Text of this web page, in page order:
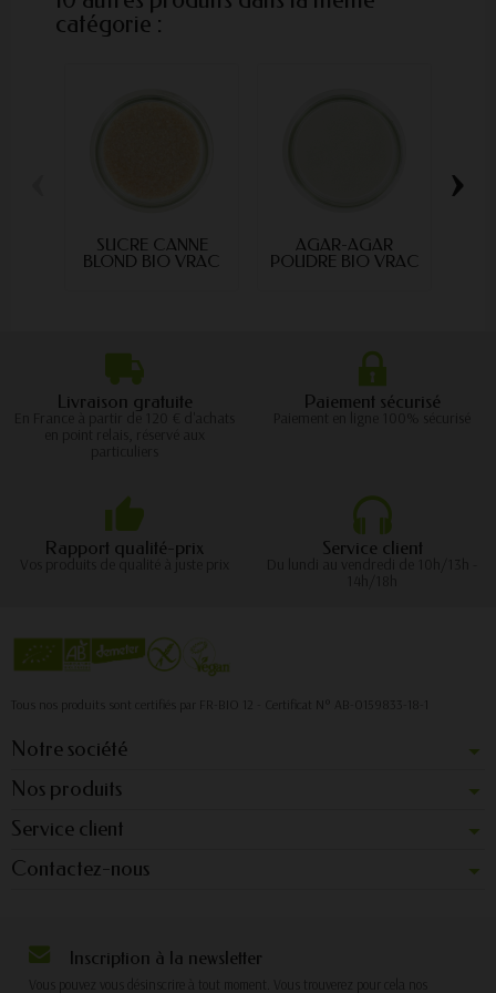
catégorie :
SUCRE CANNE
BLOND BIO VRAC
AGAR-AGAR
POUDRE BIO VRAC
›
Livraison gratuite Paiement sécurisé
Rapport qualité-prix Service client
Tous nos produits sont certifiés par FR-BIO 12 - Certificat N° AB-0159833-18-1
Notre société
Nos produits
Service client
Contactez-nous
Inscription à la newsletter
Vous pouvez vous désinscrire à tout moment. Vous trouverez pour cela nos